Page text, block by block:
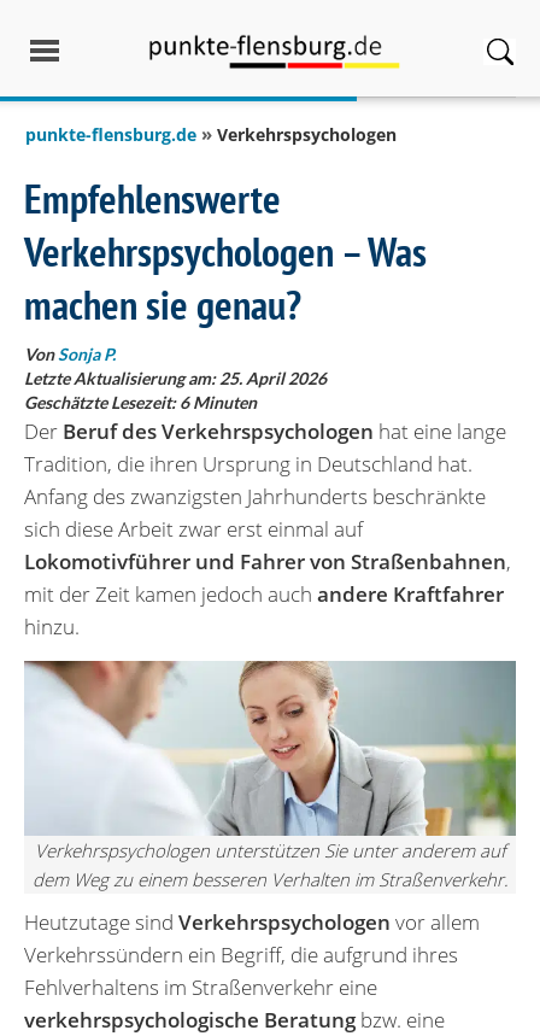
punkte-flensburg.de Verkehrspsychologen
Empfehlenswerte
Verkehrspsychologen – Was
machen sie genau?
VonSonja P.
Letzte Aktualisierung am: 25. April 2026
Geschätzte Lesezeit:6 Minuten
Der Beruf des Verkehrspsychologen hat eine lange
Tradition, die ihren Ursprung in Deutschland hat.
Anfang des zwanzigsten Jahrhunderts beschränkte
sich diese Arbeit zwar erst einmal auf
Lokomotivführer und Fahrer von Straßenbahnen,
mit der Zeit kamen jedoch auch andere Kraftfahrer
hinzu.
Verkehrspsychologen unterstützen Sie unter anderem auf
dem Weg zu einem besseren Verhalten im Straßenverkehr.
Heutzutage sind Verkehrspsychologen vor allem
Verkehrssündern ein Begriff, die aufgrund ihres
Fehlverhaltens im Straßenverkehr eine
verkehrspsychologische Beratungbzw. eine